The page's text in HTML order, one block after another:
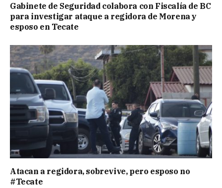
Gabinete de Seguridad colabora con Fiscalía de BC
para investigar ataque a regidora de Morena y
esposo en Tecate
Atacan a regidora, sobrevive, pero esposo no
#Tecate